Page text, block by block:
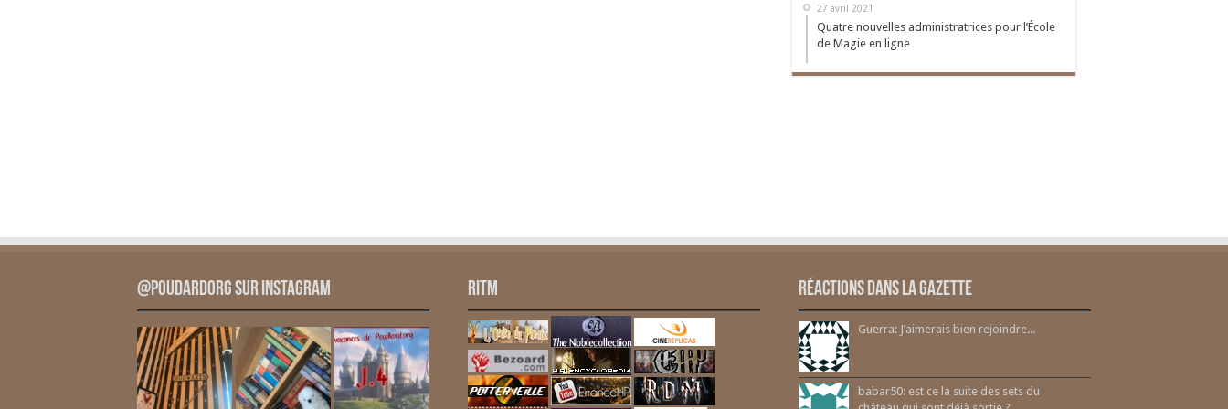
27 avril 2021
Quatre nouvelles administratrices pour l’École
de Magie en ligne
@PoudardOrg sur Instagram RITM Réactions dans la gazette
Guerra: J’aimerais bien rejoindre...
babar50: est ce la suite des sets du